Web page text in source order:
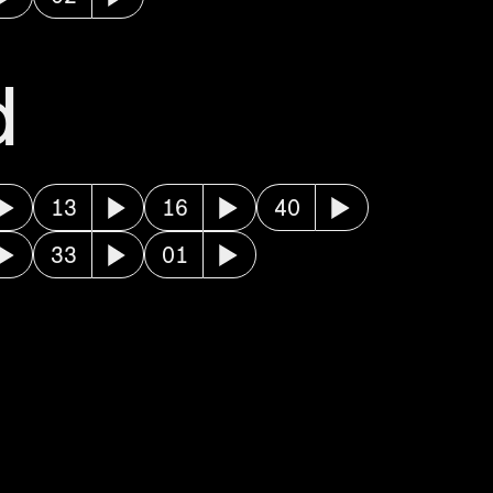
13 16
40
33 01